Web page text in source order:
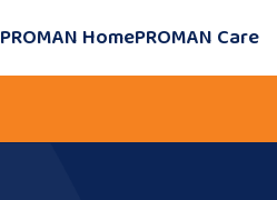
PROMAN HomePROMAN Care